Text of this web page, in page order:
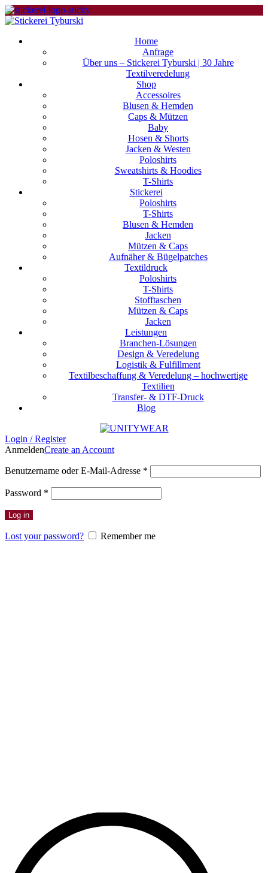
Home
Anfrage
Über uns – Stickerei Tyburski | 30 Jahre
Textilveredelung
Shop
Accessoires
Blusen & Hemden
Caps & Mützen
Baby
Hosen & Shorts
Jacken & Westen
Poloshirts
Sweatshirts & Hoodies
T-Shirts
Stickerei
Poloshirts
T-Shirts
Blusen & Hemden
Jacken
Mützen & Caps
Aufnäher & Bügelpatches
Textildruck
Poloshirts
T-Shirts
Stofftaschen
Mützen & Caps
Jacken
Leistungen
Branchen-Lösungen
Design & Veredelung
Logistik & Fulfillment
Textilbeschaffung & Veredelung – hochwertige
Textilien
Transfer- & DTF-Druck
Blog
Login / Register
AnmeldenCreate an Account
Benutzername oder E-Mail-Adresse *
Password *
Log in
Lost your password? Remember me